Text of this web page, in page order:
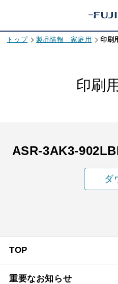
トップ 製品情報 - 家庭用 印刷
印刷
ASR-3AK3-
ダ
TOP
重要なお知らせ